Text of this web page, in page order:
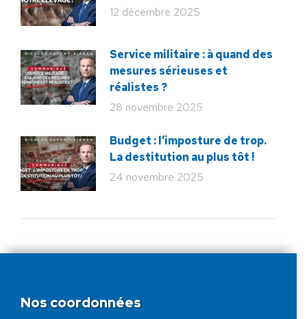
12 décembre 2025
Service militaire : à quand des
mesures sérieuses et
réalistes ?
28 novembre 2025
Budget : l’imposture de trop.
La destitution au plus tôt !
24 novembre 2025
Nos coordonnées